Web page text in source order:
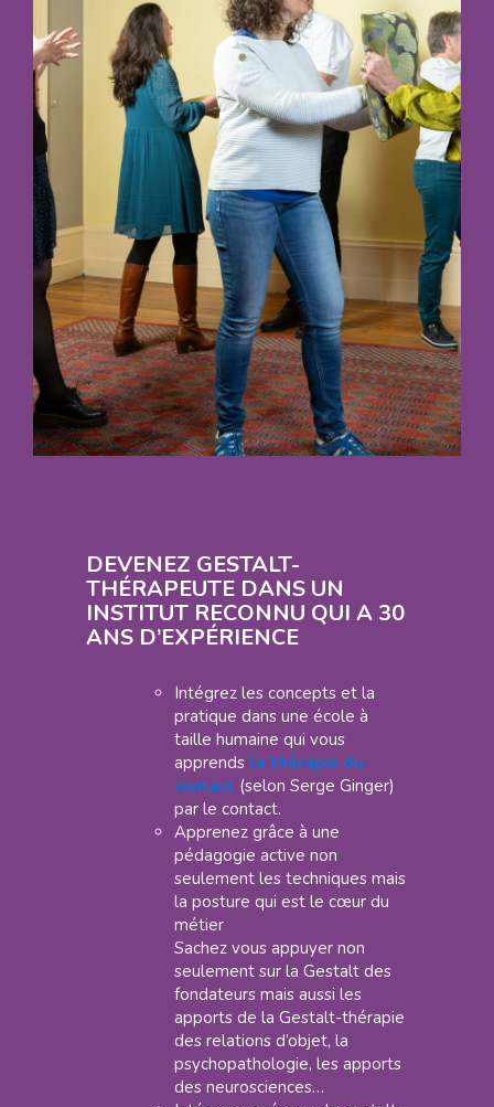
DEVENEZ GESTALT-
THÉRAPEUTE DANS UN
INSTITUT RECONNU QUI A 30
ANS D’EXPÉRIENCE
Intégrez les concepts et la
pratique dans une école à
taille humaine qui vous
apprends la thérapie du
contact (selon Serge Ginger)
par le contact.
Apprenez grâce à une
pédagogie active non
seulement les techniques mais
la posture qui est le cœur du
métier
Sachez vous appuyer non
seulement sur la Gestalt des
fondateurs mais aussi les
apports de la Gestalt-thérapie
des relations d’objet, la
psychopathologie, les apports
des neurosciences…